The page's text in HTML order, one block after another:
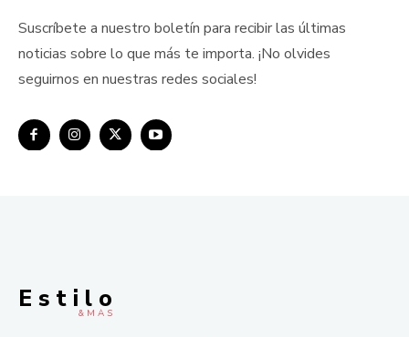
Suscríbete a nuestro boletín para recibir las últimas
noticias sobre lo que más te importa. ¡No olvides
seguirnos en nuestras redes sociales!
E s t i l o
& M À S